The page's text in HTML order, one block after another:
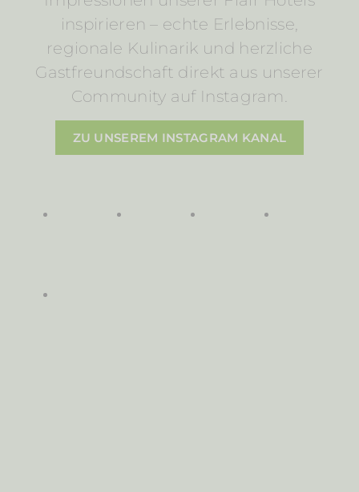
inspirieren – echte Erlebnisse,
regionale Kulinarik und herzliche
Gastfreundschaft direkt aus unserer
Community auf Instagram.
ZU UNSEREM INSTAGRAM KANAL